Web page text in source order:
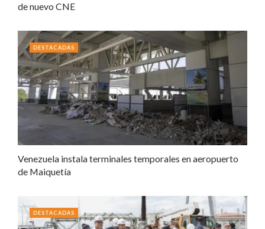
de nuevo CNE
Venezuela instala terminales temporales en aeropuerto
de Maiquetía
DESTACADAS
DESTACADAS